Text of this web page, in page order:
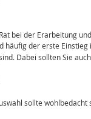
bei der Erarbeitung
häufig der erste
Dabei sollten Sie
sollte wohlbedacht